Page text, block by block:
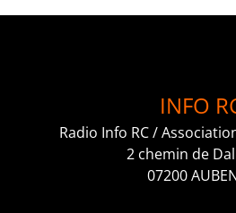
INFO
Radio Info RC /
2 chemin de
07200